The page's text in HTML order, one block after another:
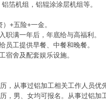
箔机组，铝辊涂涂层机组等。
+五险+一金。
职满一年后，年底给与高福利。
员工提供早餐、中餐和晚餐。
宿舍及配套娱乐设施。
，从事过铝加工相关工作人员优
， 男、女均可报名 。从事过铝加